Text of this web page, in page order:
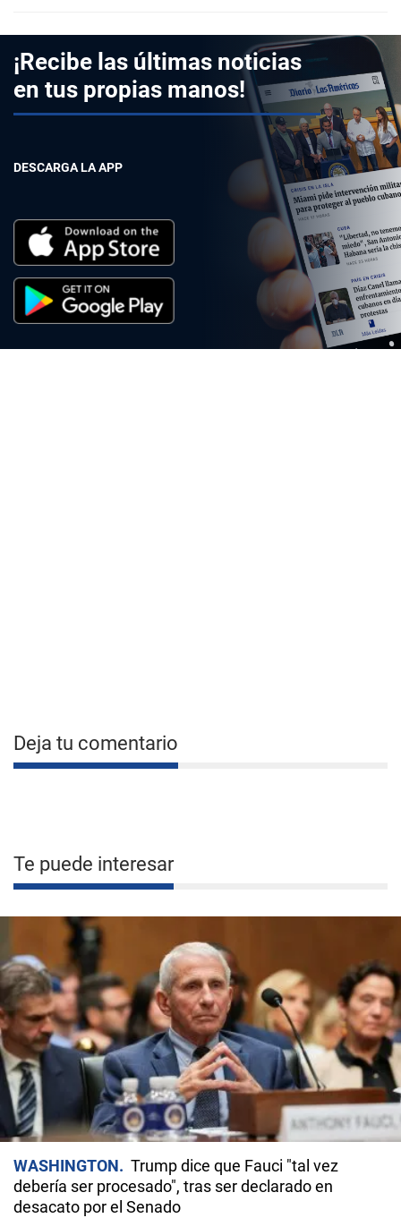
¡Recibe las últimas noticias
en tus propias manos!
DESCARGA LA APP
Deja tu comentario
Te puede interesar
WASHINGTON
Trump dice que Fauci "tal vez
debería ser procesado", tras ser declarado en
desacato por el Senado